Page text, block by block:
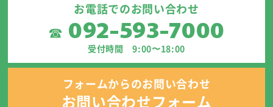
お電話でのお問い合わせ
☎ 092-593-7000
受付時間 9:00〜18:00
フォームからのお問い合わせ
お問い合わせフォーム